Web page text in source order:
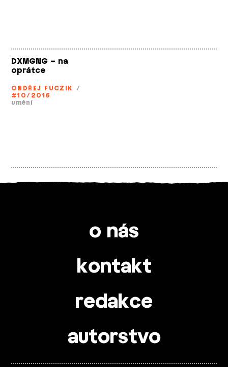
DXMGNG – na
oprátce
ONDŘEJ FUCZIK /
#10/2016
umění
o nás
kontakt
redakce
autorstvo